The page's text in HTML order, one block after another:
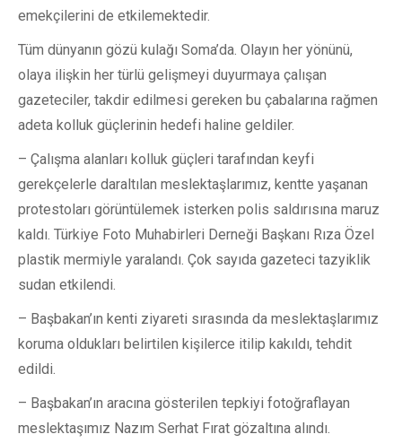
emekçilerini de etkilemektedir.
Tüm dünyanın gözü kulağı Soma’da. Olayın her yönünü,
olaya ilişkin her türlü gelişmeyi duyurmaya çalışan
gazeteciler, takdir edilmesi gereken bu çabalarına rağmen
adeta kolluk güçlerinin hedefi haline geldiler.
– Çalışma alanları kolluk güçleri tarafından keyfi
gerekçelerle daraltılan meslektaşlarımız, kentte yaşanan
protestoları görüntülemek isterken polis saldırısına maruz
kaldı. Türkiye Foto Muhabirleri Derneği Başkanı Rıza Özel
plastik mermiyle yaralandı. Çok sayıda gazeteci tazyiklik
sudan etkilendi.
– Başbakan’ın kenti ziyareti sırasında da meslektaşlarımız
koruma oldukları belirtilen kişilerce itilip kakıldı, tehdit
edildi.
– Başbakan’ın aracına gösterilen tepkiyi fotoğraflayan
meslektaşımız Nazım Serhat Fırat gözaltına alındı.